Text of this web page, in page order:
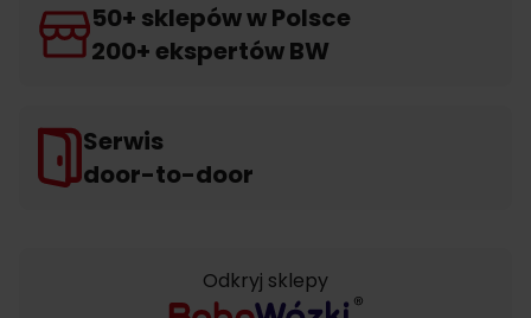
50+ sklepów w Polsce
200+ ekspertów BW
Serwis
door-to-door
Odkryj sklepy